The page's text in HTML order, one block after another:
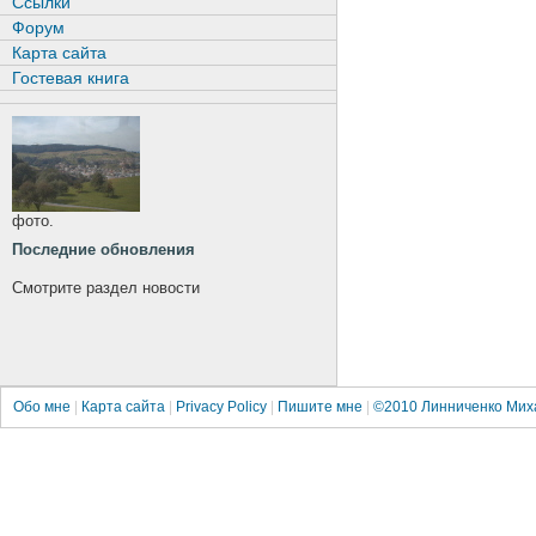
Форум
Карта сайта
Гостевая книга
фото.
Последние обновления
Смотрите раздел новости
Обо мне Карта сайта Privacy Policy Пишите мне ©2010 Линниченко